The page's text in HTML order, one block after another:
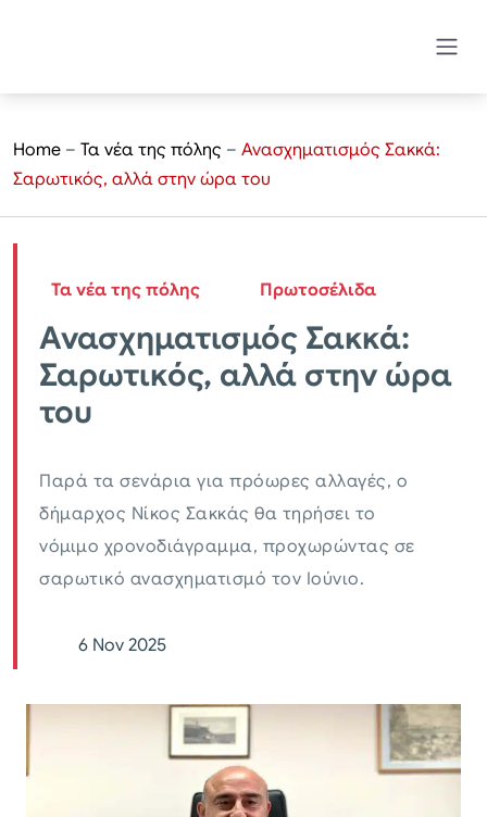
Home – Τα νέα της πόλης – Ανασχηματισμός Σακκά:
Σαρωτικός, αλλά στην ώρα του
Τα νέα της πόλης Πρωτοσέλιδα
Ανασχηματισμός Σακκά:
Σαρωτικός, αλλά στην ώρα
του
Παρά τα σενάρια για πρόωρες αλλαγές, ο
δήμαρχος Νίκος Σακκάς θα τηρήσει το
νόμιμο χρονοδιάγραμμα, προχωρώντας σε
σαρωτικό ανασχηματισμό τον Ιούνιο.
6 Nov 2025